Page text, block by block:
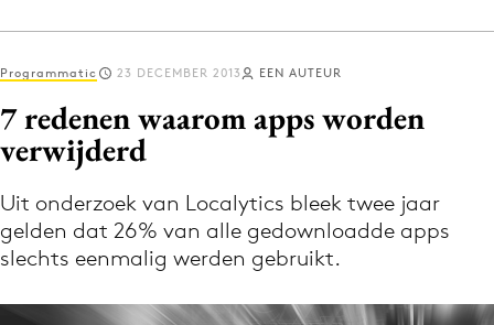
Log in
Volg het laatste nieuws via de Adformatie
Nieuws app
Programmatic 23 DECEMBER 2013 EEN AUTEUR
7 redenen waarom apps worden
verwijderd
Uit onderzoek van Localytics bleek twee jaar
gelden dat 26% van alle gedownloadde apps
slechts eenmalig werden gebruikt.